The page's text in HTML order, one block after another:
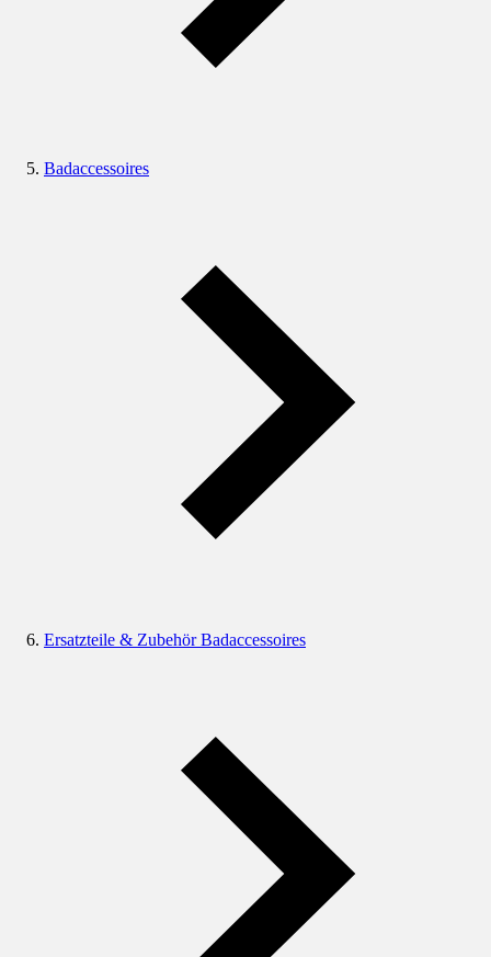
Badaccessoires
Ersatzteile & Zubehör Badaccessoires